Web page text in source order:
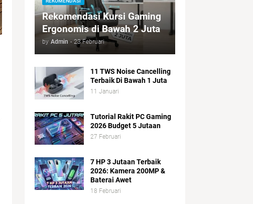
Rekomendasi Kursi Gaming
Ergonomis di Bawah 2 Juta
by Admin - 23 Februari
11 TWS Noise Cancelling
Terbaik Di Bawah 1 Juta
11 Januari
Tutorial Rakit PC Gaming
2026 Budget 5 Jutaan
27 Februari
7 HP 3 Jutaan Terbaik
2026: Kamera 200MP &
Baterai Awet
18 Februari